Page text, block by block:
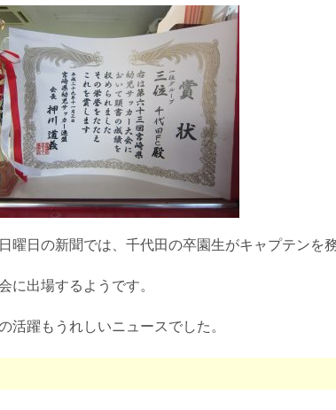
曜日の新聞では、千代田の卒園生がキャプテンを
に出場するようです。
活躍もうれしいニュースでした。